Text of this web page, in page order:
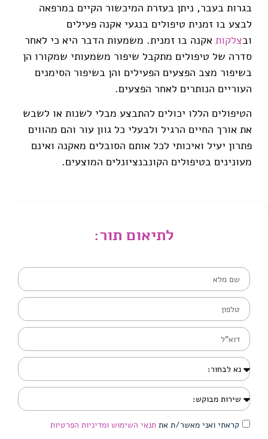
בגרות בעבר, ניתן בעזרת המיכשור הקיים במרפאה
לבצע בו זמנית טיפולים בנגעי אקנה פעילים
ובצלקותאקנה בו זמנית. משמעות הדבר היא כי לאחר
סדרה של טיפולים מתקבל שיפור משמעותי שמקורו הן
בשיפור מצב הפצעים הפעילים והן בשיפור הסימנים
העוריים הנותרים לאחר הפצעים.
הטיפולים הללו יכולים להתבצע מבלי לשנות או לשבש
את אורך החיים הרגיל ולבעלי כל גוון עור והם מהווים
פתרון יעיל ואיכותי לכל אותם הסובלים מאקנה ואינם
מעונינים בטיפולים הקונבנציונלים המוצעים.
לתיאום תור:
קראתי ואני מאשר/ת את תנאי השימוש ומדיניות הפרטיות